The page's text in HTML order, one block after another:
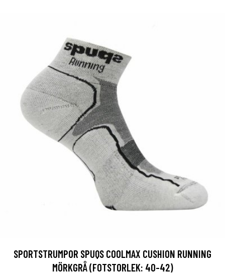
SPORTSTRUMPOR SPUQS COOLMAX CUSHION RUNNING
MÖRKGRÅ (FOTSTORLEK: 40-42)